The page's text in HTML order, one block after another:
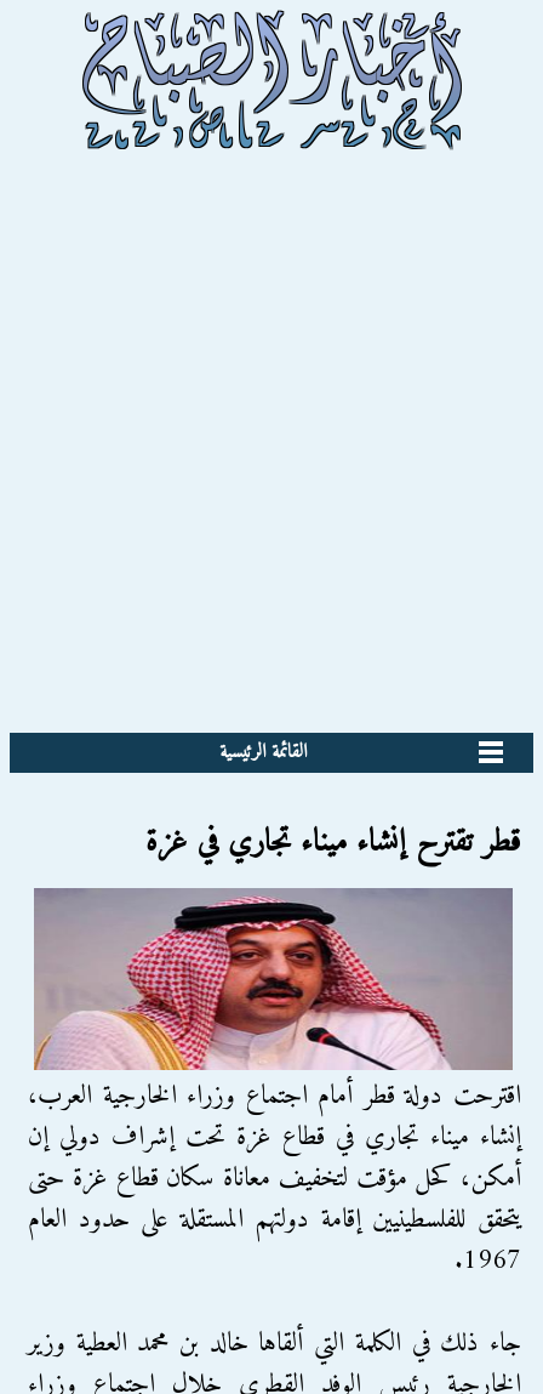
القائمة الرئيسية
قطر تقترح إنشاء ميناء تجاري في غزة
اقترحت دولة قطر أمام اجتماع وزراء الخارجية العرب،
إنشاء ميناء تجاري في قطاع غزة تحت إشراف دولي إن
أمكن، كحل مؤقت لتخفيف معاناة سكان قطاع غزة حتى
يتحقق للفلسطينيين إقامة دولتهم المستقلة على حدود العام
1967.
جاء ذلك في الكلمة التي ألقاها خالد بن محمد العطية وزير